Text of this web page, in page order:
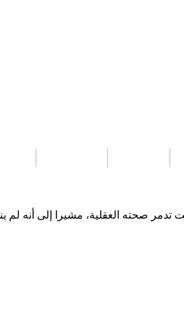
تدمر صحته العقلية، مشيرا إلى أنه